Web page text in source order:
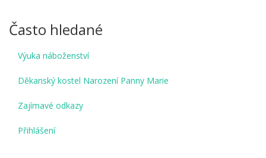
Často hledané
Výuka náboženství
Děkanský kostel Narození Panny Marie
Zajímavé odkazy
Přihlášení